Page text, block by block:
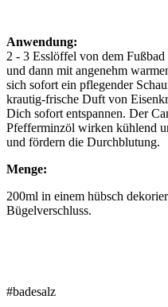
Anwendung:
2 - 3 Esslöffel von dem
und dann mit angenehm
sich sofort ein pflegender
krautig-frische Duft von
Dich sofort entspannen. Der
Pfefferminzöl wirken kühlend
und fördern die Durchblutung.
Menge:
200ml in einem hübsch
Bügelverschluss.
#badesalz